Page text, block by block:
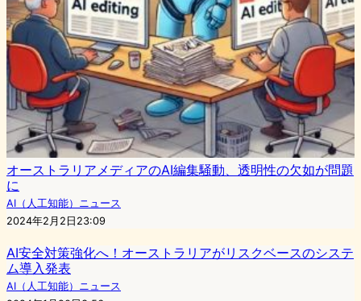
オーストラリアメディアのAI編集騒動、透明性の欠如が問題
に
AI（人工知能）ニュース
2024年2月2日23:09
AI安全対策強化へ！オーストラリアがリスクベースのシステ
ム導入発表
AI（人工知能）ニュース